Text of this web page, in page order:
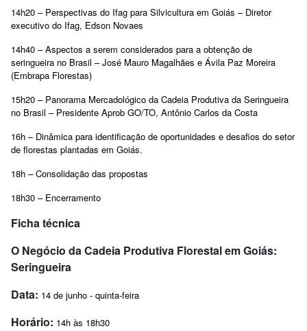
14h20 – Perspectivas do Ifag para Silvicultura em Goiás – Diretor
executivo do Ifag, Edson Novaes
14h40 – Aspectos a serem considerados para a obtenção de
seringueira no Brasil – José Mauro Magalhães e Ávila Paz Moreira
(Embrapa Florestas)
15h20 – Panorama Mercadológico da Cadeia Produtiva da Seringueira
no Brasil – Presidente Aprob GO/TO, Antônio Carlos da Costa
16h – Dinâmica para identificação de oportunidades e desafios do setor
de florestas plantadas em Goiás.
18h – Consolidação das propostas
18h30 – Encerramento
Ficha técnica
O Negócio da Cadeia Produtiva Florestal em Goiás:
Seringueira
Data: 14 de junho - quinta-feira
Horário: 14h às 18h30